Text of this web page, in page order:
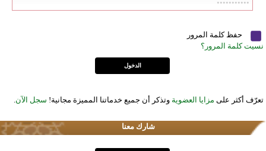
حفظ كلمة المرور
نسيت كلمة المرور؟
تعرّف أكثر على مزايا العضوية وتذكر أن جميع خدماتنا المميزة مجانية! سجل الآن
شارك معنا